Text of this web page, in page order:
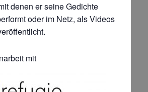
denen er seine Ge­dichte
oder im Netz, als Videos
mit